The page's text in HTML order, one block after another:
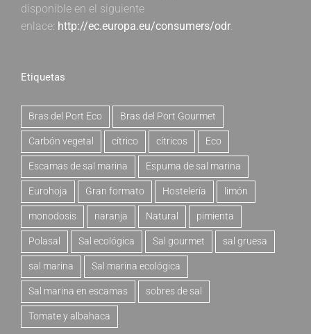
disponible en el siguiente
enlace: http://ec.europa.eu/consumers/odr.
Etiquetas
Bras del Port Eco Bras del Port Gourmet
Carbón vegetal cítrico cítricos Eco
Escamas de sal marina Espuma de sal marina
Eurohoja Gran formato Hostelería limón
monodosis naranja Natural pimienta
Polasal Sal ecológica Sal gourmet sal gruesa
sal marina Sal marina ecológica
Sal marina en escamas sobres de sal
Tomate y albahaca